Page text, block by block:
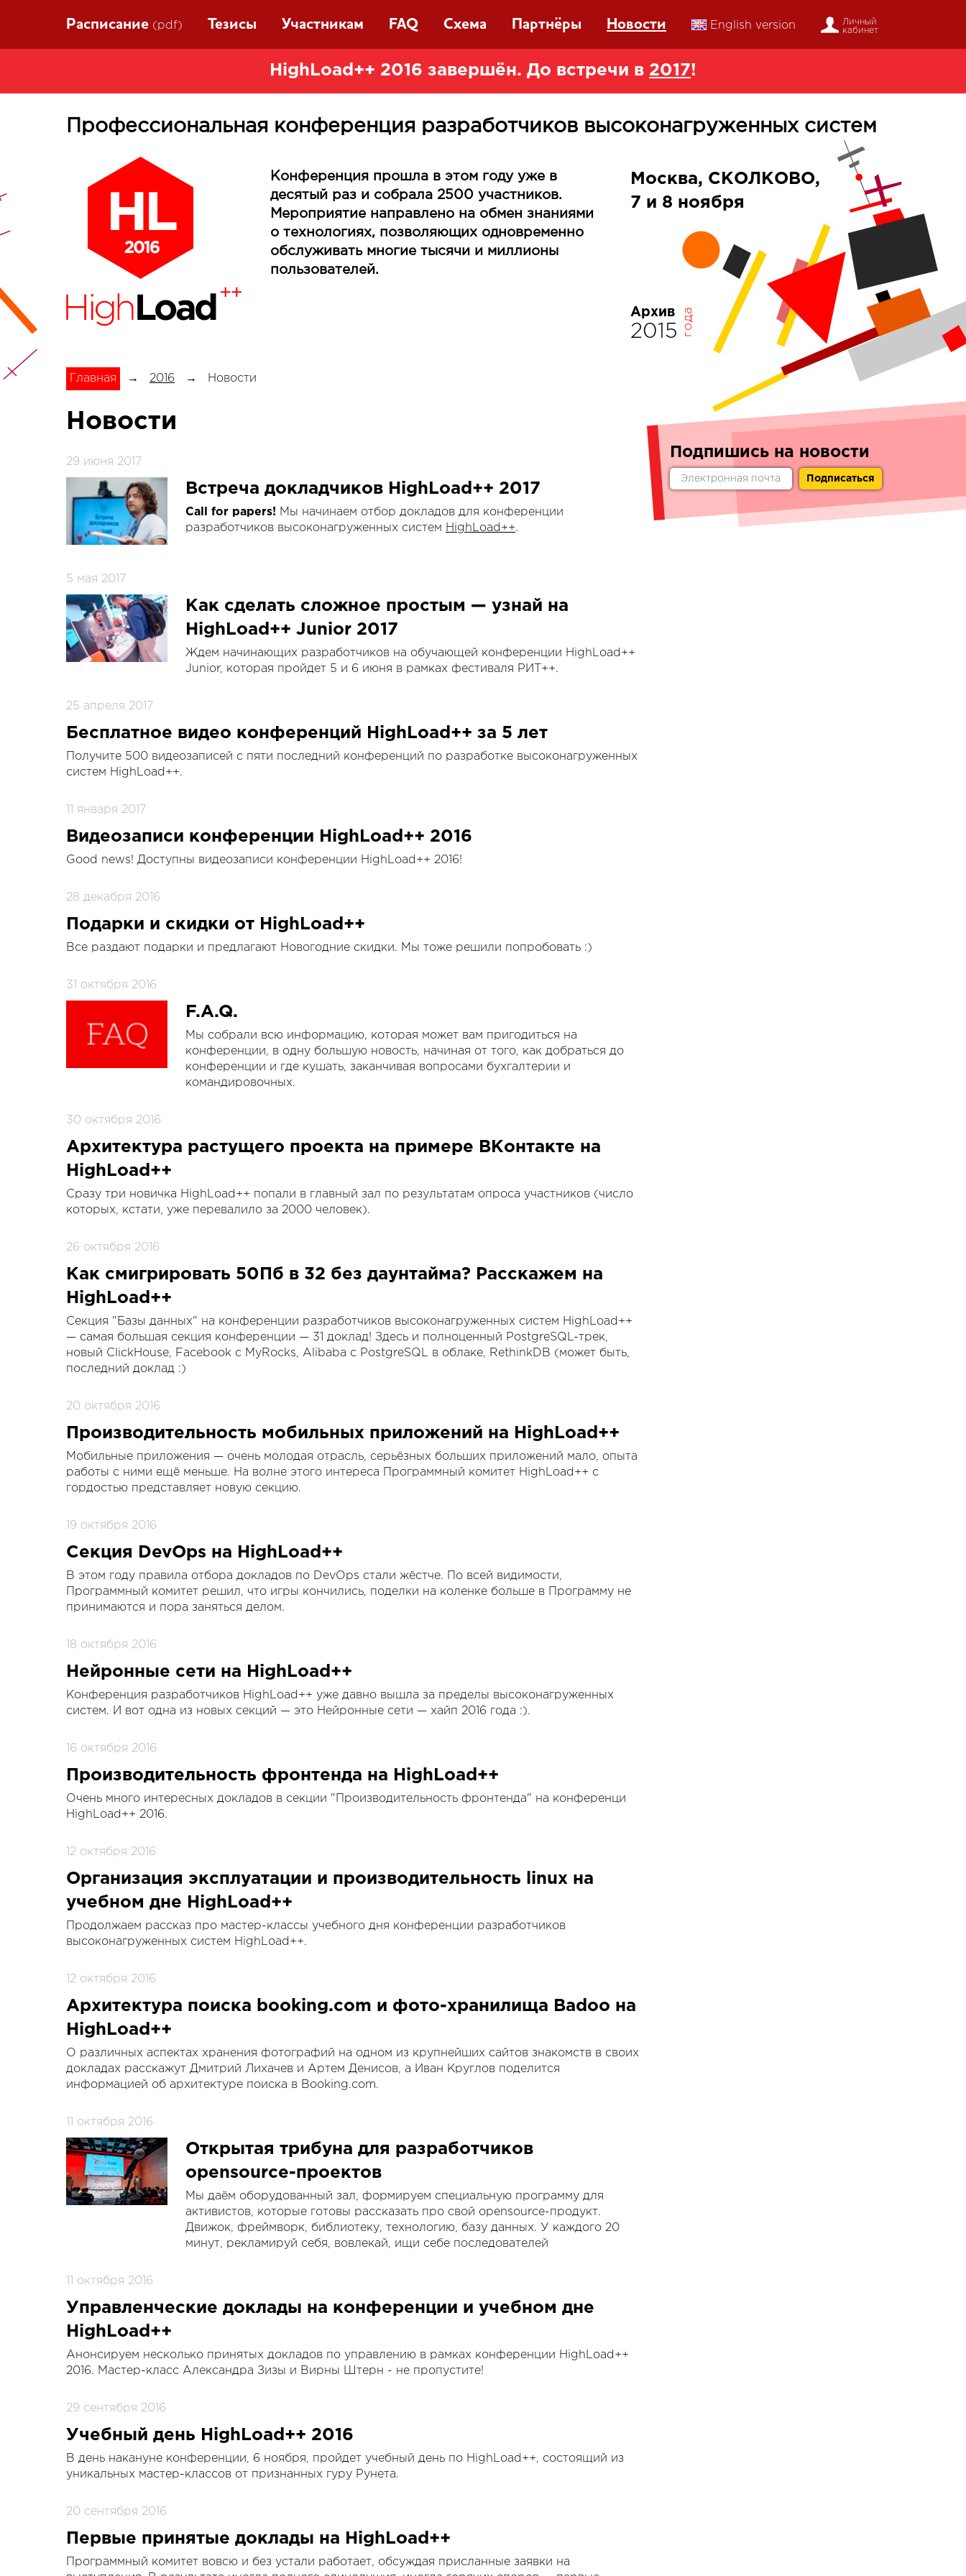
Расписание (pdf) Тезисы Участникам FAQ Схема Партнёры Новости English version
Личный
кабинет
HighLoad++ 2016 завершён. До встречи в 2017!
Профессиональная конференция разработчиков высоконагруженных систем
Москва, СКОЛКОВО,
7 и 8 ноября
Архив
2015 года
Конференция прошла в этом году уже в
десятый раз и собрала 2500 участников.
Мероприятие направлено на обмен знаниями
о технологиях, позволяющих одновременно
обслуживать многие тысячи и миллионы
пользователей.
Главная → 2016 → Новости
Новости
29 июня 2017
Встреча докладчиков HighLoad++ 2017
Call for papers! Мы начинаем отбор докладов для конференции
разработчиков высоконагруженных систем HighLoad++.
5 мая 2017
Как сделать сложное простым — узнай на
HighLoad++ Junior 2017
Ждем начинающих разработчиков на обучающей конференции HighLoad++
Junior, которая пройдет 5 и 6 июня в рамках фестиваля РИТ++.
25 апреля 2017
Бесплатное видео конференций HighLoad++ за 5 лет
Получите 500 видеозаписей с пяти последний конференций по разработке высоконагруженных
систем HighLoad++.
11 января 2017
Видеозаписи конференции HighLoad++ 2016
Good news! Доступны видеозаписи конференции HighLoad++ 2016!
28 декабря 2016
Подарки и скидки от HighLoad++
Все раздают подарки и предлагают Новогодние скидки. Мы тоже решили попробовать :)
31 октября 2016
F.A.Q.
Мы собрали всю информацию, которая может вам пригодиться на
конференции, в одну большую новость, начиная от того, как добраться до
конференции и где кушать, заканчивая вопросами бухгалтерии и
командировочных.
30 октября 2016
Архитектура растущего проекта на примере ВКонтакте на
HighLoad++
Сразу три новичка HighLoad++ попали в главный зал по результатам опроса участников (число
которых, кстати, уже перевалило за 2000 человек).
26 октября 2016
Как смигрировать 50Пб в 32 без даунтайма? Расскажем на
HighLoad++
Секция "Базы данных" на конференции разработчиков высоконагруженных систем HighLoad++
— самая большая секция конференции — 31 доклад! Здесь и полноценный PostgreSQL-трек,
новый ClickHouse, Facebook с MyRocks, Alibaba с PostgreSQL в облаке, RethinkDB (может быть,
последний доклад :)
20 октября 2016
Производительность мобильных приложений на HighLoad++
Мобильные приложения — очень молодая отрасль, серьёзных больших приложений мало, опыта
работы с ними ещё меньше. На волне этого интереса Программный комитет HighLoad++ с
гордостью представляет новую секцию.
19 октября 2016
Секция DevOps на HighLoad++
В этом году правила отбора докладов по DevOps стали жёстче. По всей видимости,
Программный комитет решил, что игры кончились, поделки на коленке больше в Программу не
принимаются и пора заняться делом.
18 октября 2016
Нейронные сети на HighLoad++
Конференция разработчиков HighLoad++ уже давно вышла за пределы высоконагруженных
систем. И вот одна из новых секций — это Нейронные сети — хайп 2016 года :).
16 октября 2016
Производительность фронтенда на HighLoad++
Очень много интересных докладов в секции "Производительность фронтенда" на конференци
HighLoad++ 2016.
12 октября 2016
Организация эксплуатации и производительность linux на
учебном дне HighLoad++
Продолжаем рассказ про мастер-классы учебного дня конференции разработчиков
высоконагруженных систем HighLoad++.
12 октября 2016
Архитектура поиска booking.com и фото-хранилища Badoo на
HighLoad++
О различных аспектах хранения фотографий на одном из крупнейших сайтов знакомств в своих
докладах расскажут Дмитрий Лихачев и Артем Денисов, а Иван Круглов поделится
информацией об архитектуре поиска в Booking.com.
11 октября 2016
Открытая трибуна для разработчиков
opensource-проектов
Мы даём оборудованный зал, формируем специальную программу для
активистов, которые готовы рассказать про свой opensource-продукт.
Движок, фреймворк, библиотеку, технологию, базу данных. У каждого 20
минут, рекламируй себя, вовлекай, ищи себе последователей
11 октября 2016
Управленческие доклады на конференции и учебном дне
HighLoad++
Анонсируем несколько принятых докладов по управлению в рамках конференции HighLoad++
2016. Мастер-класс Александра Зизы и Вирны Штерн - не пропустите!
29 сентября 2016
Учебный день HighLoad++ 2016
В день накануне конференции, 6 ноября, пройдет учебный день по HighLoad++, состоящий из
уникальных мастер-классов от признанных гуру Рунета.
20 сентября 2016
Первые принятые доклады на HighLoad++
Программный комитет вовсю и без устали работает, обсуждая присланные заявки на
Подпишись на новости